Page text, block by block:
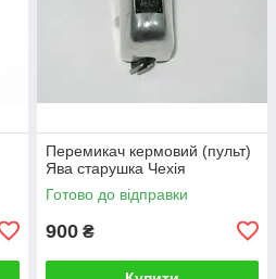
Перемикач кермовий (пульт)
Ява старушка Чехія
Готово до відправки
900 ₴